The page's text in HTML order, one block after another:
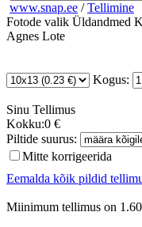
www.snap.ee / Tellimine
Fotode valik Üldandmed
Agnes Lote
Kogus:
Sinu Tellimus
Kokku:0 €
Piltide suurus:
Mitte korrigeerida
Eemalda kõik pildid
Miinimum tellimus on